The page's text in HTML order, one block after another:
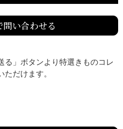
い合わせる
る」ボタンより特選きものコレ
だけます。